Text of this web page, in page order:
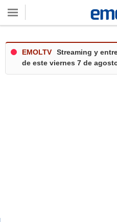
EMOLTV
Streaming y
de este viernes 7 de